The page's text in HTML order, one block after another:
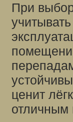
При
ценит